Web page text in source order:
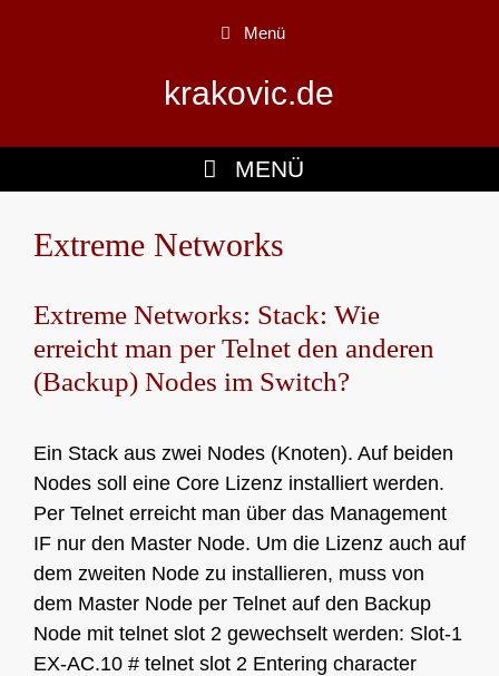
Menü
krakovic.de
MENÜ
Extreme Networks
Extreme Networks: Stack: Wie
erreicht man per Telnet den anderen
(Backup) Nodes im Switch?
Ein Stack aus zwei Nodes (Knoten). Auf beiden
Nodes soll eine Core Lizenz installiert werden.
Per Telnet erreicht man über das Management
IF nur den Master Node. Um die Lizenz auch auf
dem zweiten Node zu installieren, muss von
dem Master Node per Telnet auf den Backup
Node mit telnet slot 2 gewechselt werden: Slot-1
EX-AC.10 # telnet slot 2 Entering character